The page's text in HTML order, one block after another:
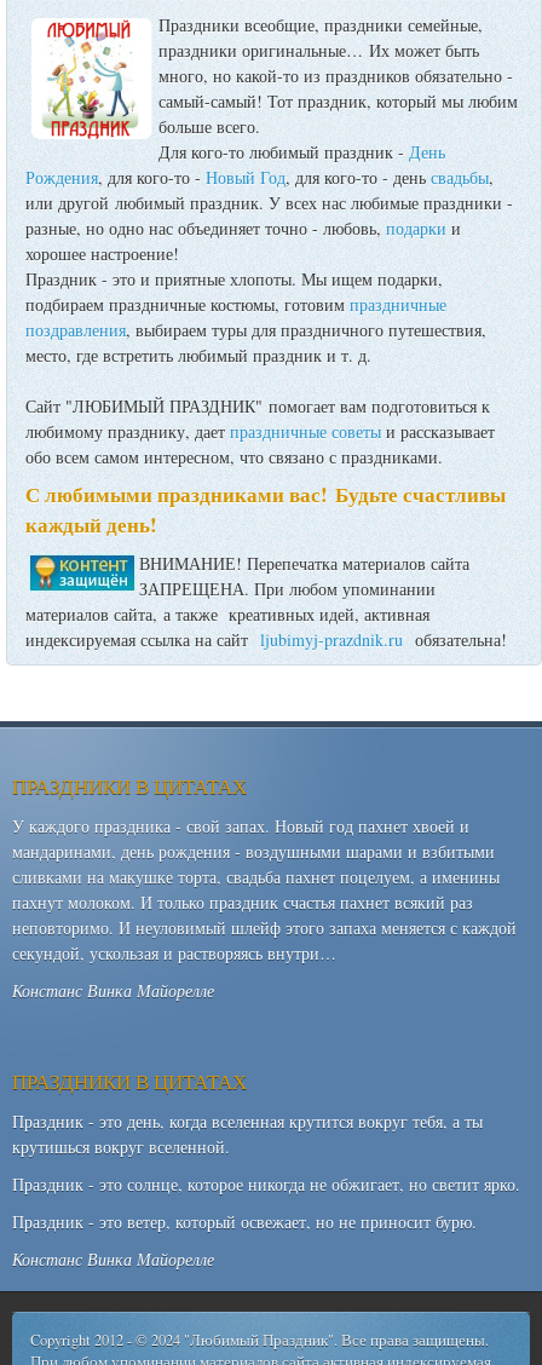
Праздники всеобщие, праздники семейные,
праздники оригинальные… Их может быть
много, но какой-то из праздников обязательно -
самый-самый! Тот праздник, который мы любим
больше всего.
Для кого-то любимый праздник - День
Рождения, для кого-то -Новый Год, для кого-то - деньсвадьбы,
или другой любимый праздник. У всех нас любимые праздники -
разные, но одно нас объединяет точно - любовь,подаркии
хорошее настроение!
Праздник - это и приятные хлопоты. Мы ищем подарки,
подбираем праздничные костюмы, готовимпраздничные
поздравления, выбираем туры для праздничного путешествия,
место, где встретить любимый праздник и т. д.
Сайт "ЛЮБИМЫЙ ПРАЗДНИК" помогает вам подготовиться к
любимому празднику, даетпраздничные советы и рассказывает
обо всем самом интересном, что связано с праздниками.
С любимыми праздниками вас! Будьте счастливы
каждый день!
ВНИМАНИЕ! Перепечатка материалов сайта
ЗАПРЕЩЕНА. При любом упоминании
материалов сайта, а также креативных идей, активная
индексируемая ссылка на сайт ljubimyj-prazdnik.ruобязательна!
ПРАЗДНИКИ В ЦИТАТАХ
У каждого праздника - свой запах. Новый год пахнет хвоей и
мандаринами, день рождения - воздушными шарами и взбитыми
сливками на макушке торта, свадьба пахнет поцелуем, а именины
пахнут молоком. И только праздник счастья пахнет всякий раз
неповторимо. И неуловимый шлейф этого запаха меняется с каждой
секундой, ускользая и растворяясь внутри…
Констанс Винка Майорелле
ПРАЗДНИКИ В ЦИТАТАХ
Праздник - это день, когда вселенная крутится вокруг тебя, а ты
крутишься вокруг вселенной.
Праздник - это солнце, которое никогда не обжигает, но светит ярко.
Праздник - это ветер, который освежает, но не приносит бурю.
Констанс Винка Майорелле
Copyright 2012 - © 2024 "Любимый Праздник". Все права защищены.